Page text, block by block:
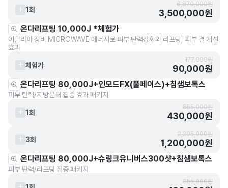
1회
6,870,000원
3,500,000원
온다리프팅 10,000J *체험가
이탈리아 장비 MICROWAVE 에너지로 피부 탄력강화와 리프팅, 피부 결 개선
효과
체험가
177,000원
90,000원
온다리프팅 80,000J+인모드FX(풀페이스)+침샘보톡스
피부 탄력/지방분해 집중 효과 패키지
1회
855,000원
430,000원
3회
2,395,000원
1,200,000원
온다리프팅 80,000J+슈링크유니버스300샷+침샘보톡스
피부 탄력/리프팅 집중 패키지
855,000원